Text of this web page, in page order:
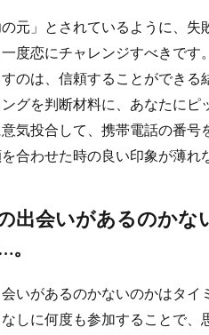
の元」とされているように、
度恋にチャレンジすべきです。
のは、信頼することができ
グを判断材料に、あなたにピ
気投合して、携帯電話の番
合わせた時の良い印象が薄れ
出会いがあるのか
いがあるのかないのかはタ
しに何度も参加することで、